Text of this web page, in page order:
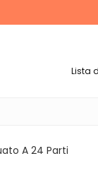
Lista
A 24 Parti